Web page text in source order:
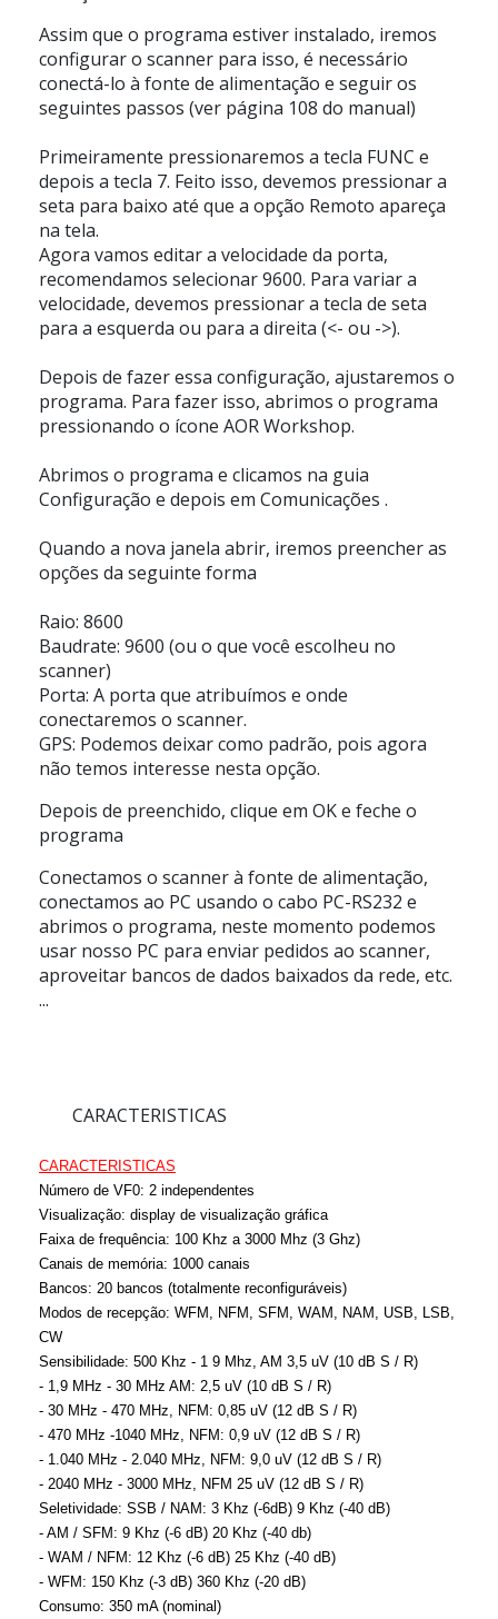
Assim que o programa estiver instalado, iremos
configurar o scanner para isso, é necessário
conectá-lo à fonte de alimentação e seguir os
seguintes passos (ver página 108 do manual)
Primeiramente pressionaremos a tecla FUNC e
depois a tecla 7. Feito isso, devemos pressionar a
seta para baixo até que a opção Remoto apareça
na tela.
Agora vamos editar a velocidade da porta,
recomendamos selecionar 9600. Para variar a
velocidade, devemos pressionar a tecla de seta
para a esquerda ou para a direita (<- ou ->).
Depois de fazer essa configuração, ajustaremos o
programa. Para fazer isso, abrimos o programa
pressionando o ícone AOR Workshop.
Abrimos o programa e clicamos na guia
Configuração e depois em Comunicações .
Quando a nova janela abrir, iremos preencher as
opções da seguinte forma
Raio: 8600
Baudrate: 9600 (ou o que você escolheu no
scanner)
Porta: A porta que atribuímos e onde
conectaremos o scanner.
GPS: Podemos deixar como padrão, pois agora
não temos interesse nesta opção.
Depois de preenchido, clique em OKe feche o
programa
Conectamos o scanner à fonte de alimentação,
conectamos ao PC usando o cabo PC-RS232 e
abrimos o programa, neste momento podemos
usar nosso PC para enviar pedidos ao scanner,
aproveitar bancos de dados baixados da rede, etc.
...
CARACTERISTICAS
CARACTERISTICAS
Número de VF0: 2 independentes
Visualização: display de visualização gráfica
Faixa de frequência: 100 Khz a 3000 Mhz (3 Ghz)
Canais de memória: 1000 canais
Bancos: 20 bancos (totalmente reconfiguráveis)
Modos de recepção: WFM, NFM, SFM, WAM, NAM, USB, LSB,
CW
Sensibilidade: 500 Khz - 1 9 Mhz, AM 3,5 uV (10 dB S / R)
- 1,9 MHz - 30 MHz AM: 2,5 uV (10 dB S / R)
- 30 MHz - 470 MHz, NFM: 0,85 uV (12 dB S / R)
- 470 MHz -1040 MHz, NFM: 0,9 uV (12 dB S / R)
- 1.040 MHz - 2.040 MHz, NFM: 9,0 uV (12 dB S / R)
- 2040 MHz - 3000 MHz, NFM 25 uV (12 dB S / R)
Seletividade: SSB / NAM: 3 Khz (-6dB) 9 Khz (-40 dB)
- AM / SFM: 9 Khz (-6 dB) 20 Khz (-40 db)
- WAM / NFM: 12 Khz (-6 dB) 25 Khz (-40 dB)
- WFM: 150 Khz (-3 dB) 360 Khz (-20 dB)
Consumo: 350 mA (nominal)